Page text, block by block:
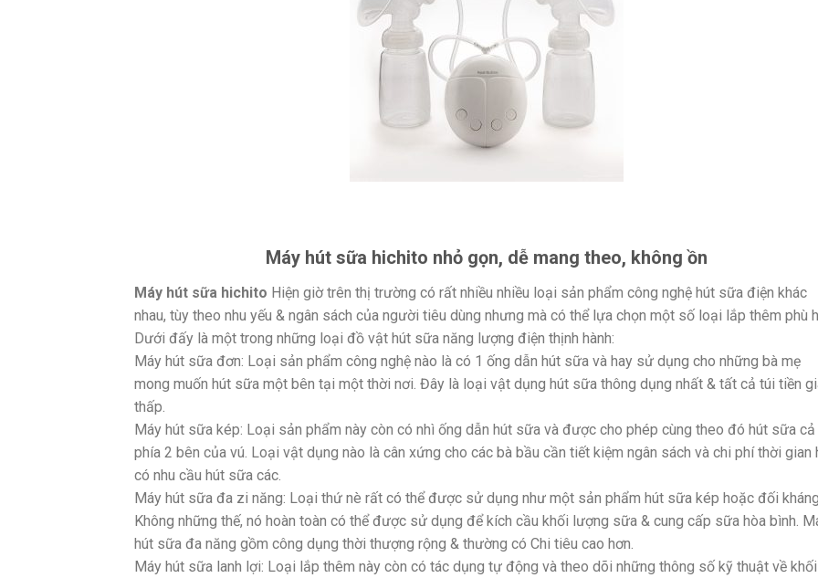
Máy hút sữa hichito nhỏ gọn, dễ mang theo, không ồn
Máy hút sữa hichito Hiện giờ trên thị trường có rất nhiều nhiều loại sản phẩm công nghệ hút sữa điện khác
nhau, tùy theo nhu yếu & ngân sách của người tiêu dùng nhưng mà có thể lựa chọn một số loại lắp thêm phù
Dưới đấy là một trong những loại đồ vật hút sữa năng lượng điện thịnh hành:
Máy hút sữa đơn: Loại sản phẩm công nghệ nào là có 1 ống dẫn hút sữa và hay sử dụng cho những bà mẹ
mong muốn hút sữa một bên tại một thời nơi. Đây là loại vật dụng hút sữa thông dụng nhất & tất cả túi tiền
thấp.
Máy hút sữa kép: Loại sản phẩm này còn có nhì ống dẫn hút sữa và được cho phép cùng theo đó hút sữa cả
phía 2 bên của vú. Loại vật dụng nào là cân xứng cho các bà bầu cần tiết kiệm ngân sách và chi phí thời gian
có nhu cầu hút sữa các.
Máy hút sữa đa zi năng: Loại thứ nè rất có thể được sử dụng như một sản phẩm hút sữa kép hoặc đối
Không những thế, nó hoàn toàn có thể được sử dụng để kích cầu khối lượng sữa & cung cấp sữa hòa bình.
hút sữa đa năng gồm công dụng thời thượng rộng & thường có Chi tiêu cao hơn.
Máy hút sữa lanh lợi: Loại lắp thêm này còn có tác dụng tự động và theo dõi những thông số kỹ thuật về khối